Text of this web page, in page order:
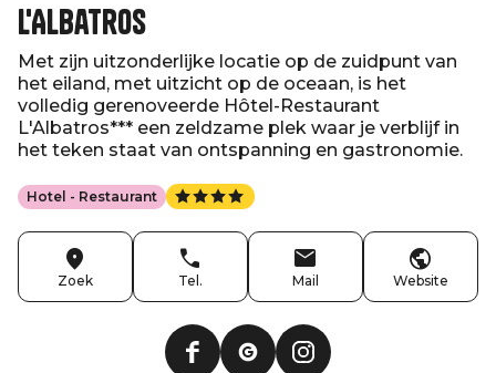
L'Albatros
Met zijn uitzonderlijke locatie op de zuidpunt van
het eiland, met uitzicht op de oceaan, is het
volledig gerenoveerde Hôtel-Restaurant
L'Albatros*** een zeldzame plek waar je verblijf in
het teken staat van ontspanning en gastronomie.
Hotel - Restaurant
Zoek Tel. Mail Website